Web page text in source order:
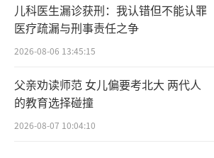
儿科医生漏诊获刑：我认错但不能认罪
医疗疏漏与刑事责任之争
2026-08-06 13:45:15
父亲劝读师范 女儿偏要考北大 两代人
的教育选择碰撞
2026-08-07 10:04:10